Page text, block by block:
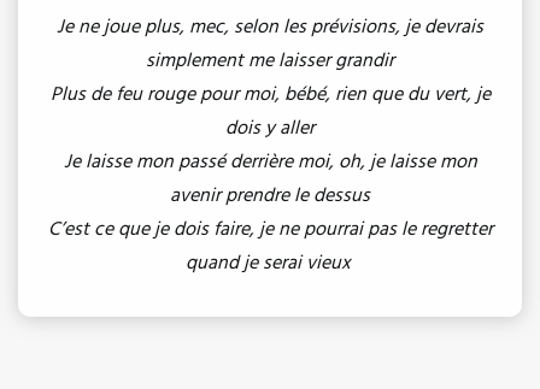
Je ne joue plus, mec, selon les prévisions, je devrais
simplement me laisser grandir
Plus de feu rouge pour moi, bébé, rien que du vert, je
dois y aller
Je laisse mon passé derrière moi, oh, je laisse mon
avenir prendre le dessus
C’est ce que je dois faire, je ne pourrai pas le regretter
quand je serai vieux